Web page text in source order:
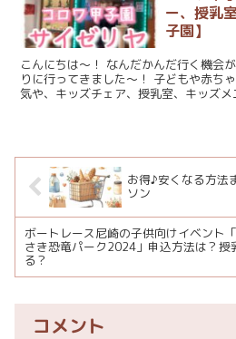
ー、授乳
子園】
こんにちは～！ なんだかんだ行く機会が少ないサイゼリヤ。久しぶ
りに行ってきました～！ 子どもや赤ちゃん連れの視点でお店の雰囲
気や、キッズチェア、授乳室、キッズ
お得♪安くなる方法
ソン
ボートレース尼崎の子供向けイベント
さき恐竜パーク2024」申込方法は？授
る？
コメント